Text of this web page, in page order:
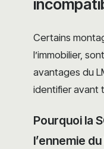
Certains
l’immobilier,
avantages du
identifier avant
Pourquoi la
l’ennemie